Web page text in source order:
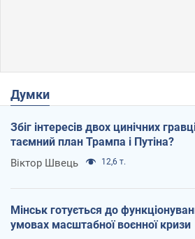
Думки
Збіг інтересів двох цинічних
таємний план Трампа і Путіна?
Віктор Швець 12,6 т.
Мінськ готується до
умовах масштабної воєнної кризи